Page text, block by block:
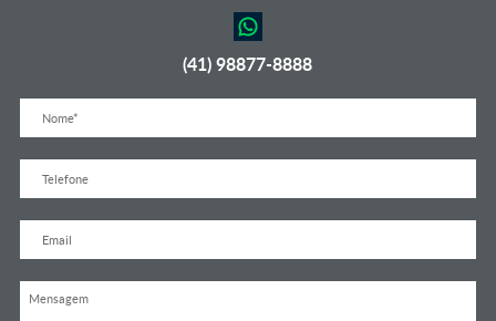
(41) 98877-8888